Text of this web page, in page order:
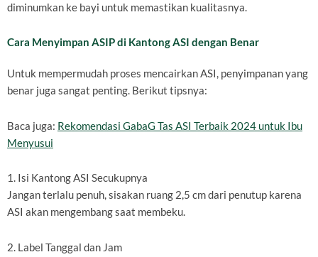
diminumkan ke bayi untuk memastikan kualitasnya.
Cara Menyimpan ASIP di Kantong ASI dengan Benar
Untuk mempermudah proses mencairkan ASI, penyimpanan yang
benar juga sangat penting. Berikut tipsnya:
Baca juga: Rekomendasi GabaG Tas ASI Terbaik 2024 untuk Ibu
Menyusui
1. Isi Kantong ASI Secukupnya
Jangan terlalu penuh, sisakan ruang 2,5 cm dari penutup karena
ASI akan mengembang saat membeku.
2. Label Tanggal dan Jam